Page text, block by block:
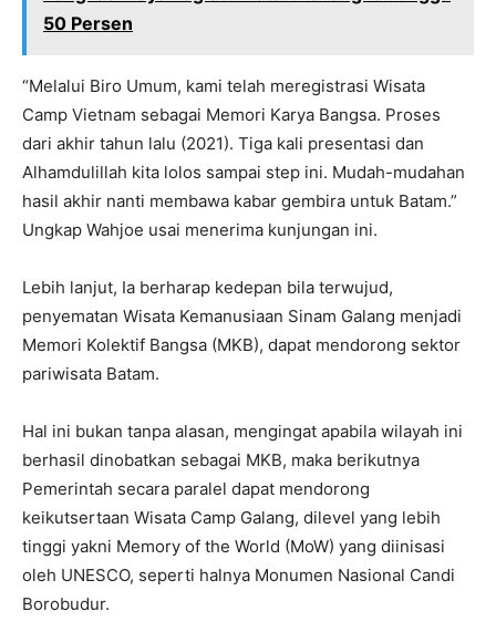
50 Persen
“Melalui Biro Umum, kami telah meregistrasi Wisata
Camp Vietnam sebagai Memori Karya Bangsa. Proses
dari akhir tahun lalu (2021). Tiga kali presentasi dan
Alhamdulillah kita lolos sampai step ini. Mudah-mudahan
hasil akhir nanti membawa kabar gembira untuk Batam.”
Ungkap Wahjoe usai menerima kunjungan ini.
Lebih lanjut, Ia berharap kedepan bila terwujud,
penyematan Wisata Kemanusiaan Sinam Galang menjadi
Memori Kolektif Bangsa (MKB), dapat mendorong sektor
pariwisata Batam.
Hal ini bukan tanpa alasan, mengingat apabila wilayah ini
berhasil dinobatkan sebagai MKB, maka berikutnya
Pemerintah secara paralel dapat mendorong
keikutsertaan Wisata Camp Galang, dilevel yang lebih
tinggi yakni Memory of the World (MoW) yang diinisasi
oleh UNESCO, seperti halnya Monumen Nasional Candi
Borobudur.